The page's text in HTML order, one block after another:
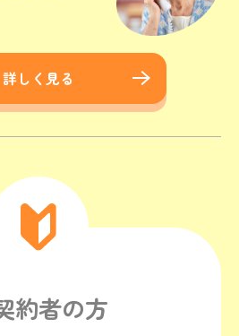
詳しく見る
約者の方